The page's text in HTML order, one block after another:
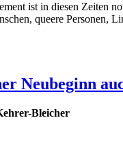
ist in diesen Zeiten
queere Personen,
Neubeginn
Bleicher